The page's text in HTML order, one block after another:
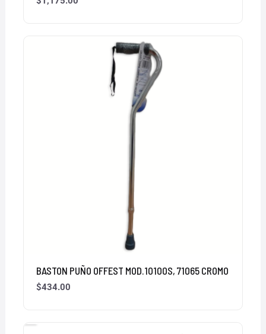
BASTON PUÑO OFFEST MOD.10100S, 71065 CROMO
$434.00